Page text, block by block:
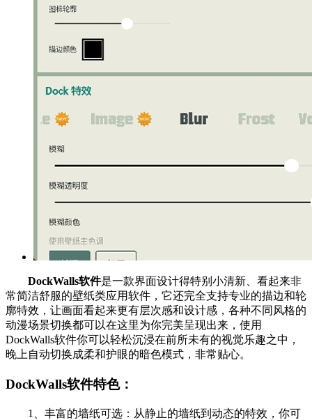
DockWalls软件是一款界面设计得特别小清新、看起来非
常简洁舒服的壁纸类应用软件，它还完全支持专业的描边和轮
廓特效，让画面看起来更有层次感和设计感，各种不同风格的
动漫场景切换都可以在这里为你完美呈现出来，使用
DockWalls软件你可以轻松沉浸在前所未有的视觉乐趣之中，
晚上自动切换成柔和护眼的暗色模式，非常贴心。
DockWalls软件特色：
1、丰富的墙纸可选：从静止的墙纸到动态的特效，你可